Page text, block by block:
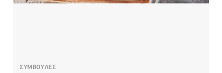
ΣΥΜΒΟΥΛΕΣ